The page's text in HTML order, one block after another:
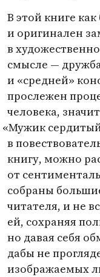
В этой книге
и оригинален
в
смысле —
и «средней»
прослежен
человека,
«Мужик
в
книгу, можно
от
собраны
читателя, и не
ей, сохраняя
но давая себя
дабы не
изображаемых